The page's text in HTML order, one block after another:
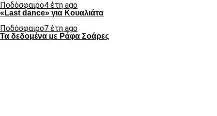
Ποδόσφαιρο4 έτη ago
«Last dance» για Κουαλιάτα
Ποδόσφαιρο7 έτη ago
Τα δεδομένα με Ράφα Σοάρες